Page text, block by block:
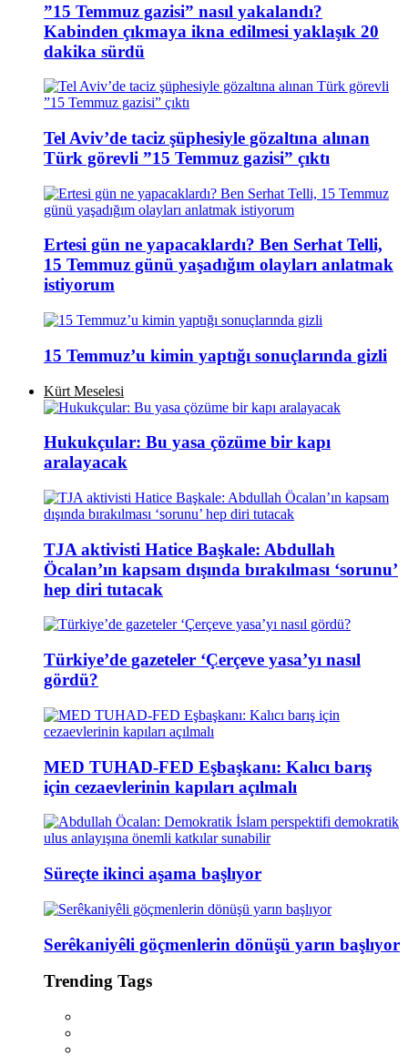
”15 Temmuz gazisi” nasıl yakalandı?
Kabinden çıkmaya ikna edilmesi yaklaşık 20
dakika sürdü
Tel Aviv’de taciz şüphesiyle gözaltına alınan
Türk görevli ”15 Temmuz gazisi” çıktı
Ertesi gün ne yapacaklardı? Ben Serhat Telli,
15 Temmuz günü yaşadığım olayları anlatmak
istiyorum
15 Temmuz’u kimin yaptığı sonuçlarında gizli
Kürt Meselesi
Hukukçular: Bu yasa çözüme bir kapı
aralayacak
TJA aktivisti Hatice Başkale: Abdullah
Öcalan’ın kapsam dışında bırakılması ‘sorunu’
hep diri tutacak
Türkiye’de gazeteler ‘Çerçeve yasa’yı nasıl
gördü?
MED TUHAD-FED Eşbaşkanı: Kalıcı barış
için cezaevlerinin kapıları açılmalı
Süreçte ikinci aşama başlıyor
Serêkaniyêli göçmenlerin dönüşü yarın başlıyor
Trending Tags